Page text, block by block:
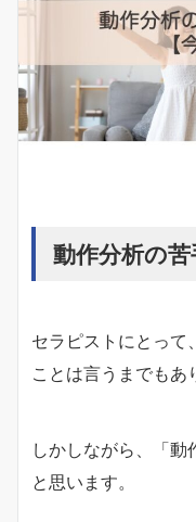
動作分析の
セラピストにとって
ことは言うまでもあ
しかしながら、「
と思います。